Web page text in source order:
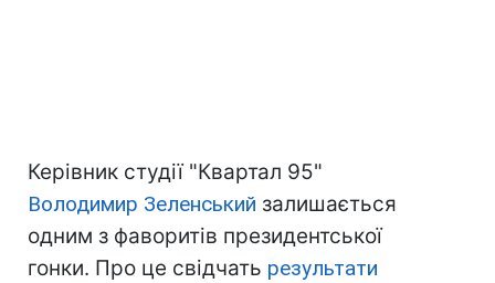
Керівник студії "Квартал 95"
Володимир Зеленський залишається
одним з фаворитів президентської
гонки. Про це свідчать результати